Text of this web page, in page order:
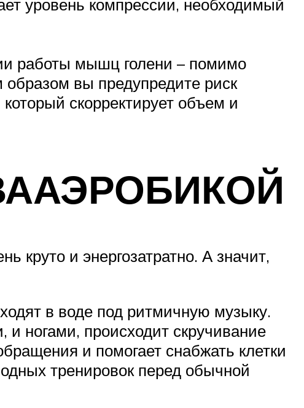
уровень компрессии, необходимый
работы мышц голени – помимо
вы предупредите риск
скорректирует объем и
круто и энергозатратно. А значит,
в воде под ритмичную музыку.
ногами, происходит скручивание
и помогает снабжать клетки
тренировок перед обычной